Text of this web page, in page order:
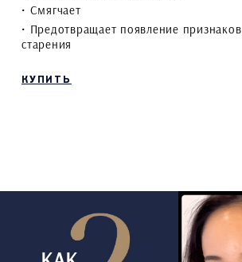
• Смягчает
• Предотвращает появление признаков
старения
КУПИТЬ